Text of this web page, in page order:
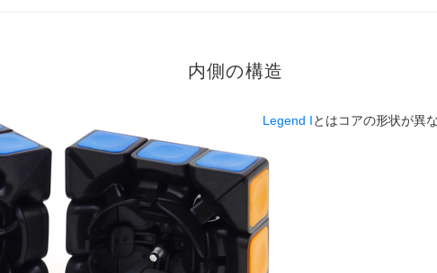
内側の構造
Legend Iとはコアの形状が異